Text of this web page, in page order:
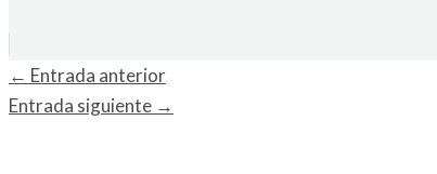
← Entrada anterior
Entrada siguiente →